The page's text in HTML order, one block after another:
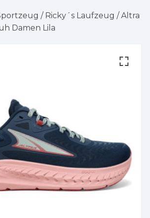
/ Ricky´s Laufzeug / Altra
Damen Lila